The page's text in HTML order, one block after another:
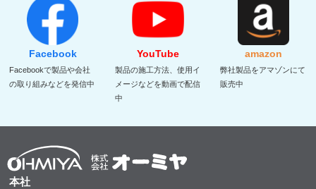
Facebook
Facebookで製品や会社
の取り組みなどを発信中
YouTube
製品の施工方法、使用イ
メージなどを動画で配信
中
amazon
弊社製品をアマゾンにて
販売中
本社